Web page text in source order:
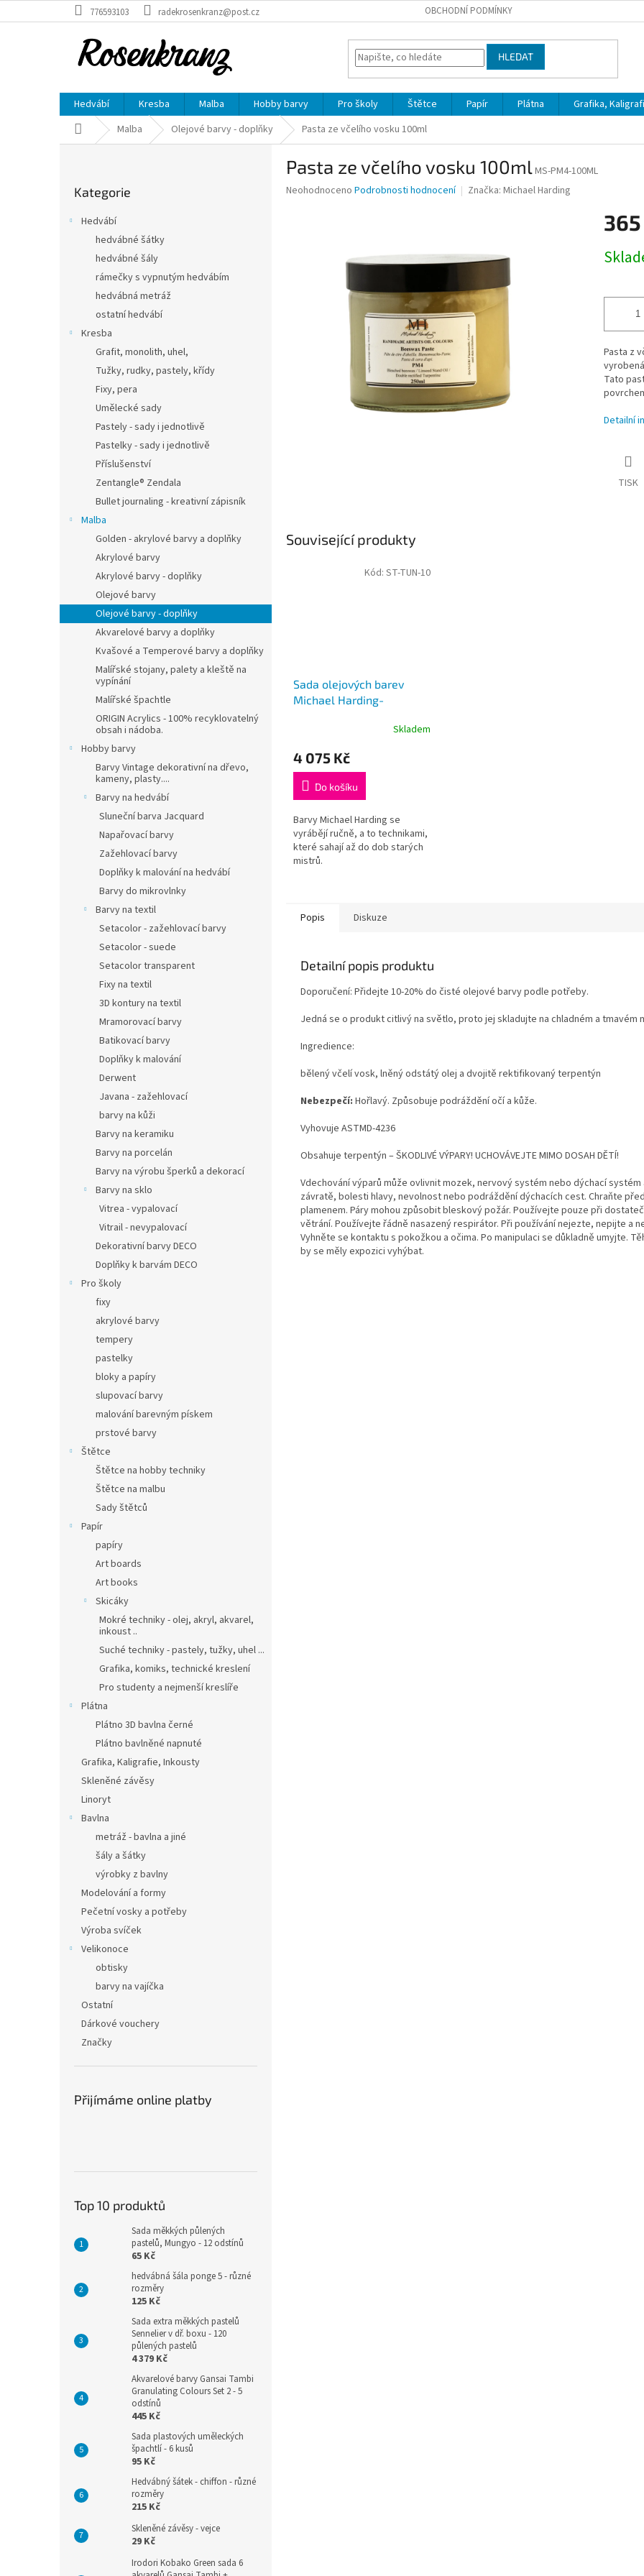
na
776593103 radekrosenkranz@post.cz OBCHODNÍ PODMÍNKY
HLEDAT
Hedvábí Kresba Malba Hobby barvy Pro školy Štětce Papír Plátna Grafika,
Domů Malba Olejové barvy - doplňky Pasta ze včelího vosku 100ml
kategorie
Kategorie
Hedvábí
hedvábné šátky
hedvábné šály
rámečky s vypnutým hedvábím
hedvábná metráž
ostatní hedvábí
Kresba
Grafit, monolith, uhel,
Tužky, rudky, pastely, křídy
Fixy, pera
Umělecké sady
Pastely - sady i jednotlivě
Pastelky - sady i jednotlivě
Příslušenství
Zentangle® Zendala
Bullet journaling - kreativní zápisník
Malba
Golden - akrylové barvy a doplňky
Akrylové barvy
Akrylové barvy - doplňky
Olejové barvy
Olejové barvy - doplňky
Akvarelové barvy a doplňky
Kvašové a Temperové barvy a doplňky
Malířské stojany, palety a kleště na
vypínání
Malířské špachtle
ORIGIN Acrylics - 100% recyklovatelný
obsah i nádoba.
Hobby barvy
Barvy Vintage dekorativní na dřevo,
kameny, plasty....
Barvy na hedvábí
Sluneční barva Jacquard
Napařovací barvy
Zažehlovací barvy
Doplňky k malování na hedvábí
Barvy do mikrovlnky
Barvy na textil
Setacolor - zažehlovací barvy
Setacolor - suede
Setacolor transparent
Fixy na textil
3D kontury na textil
Mramorovací barvy
Batikovací barvy
Doplňky k malování
Derwent
Javana - zažehlovací
barvy na kůži
Barvy na keramiku
Barvy na porcelán
Barvy na výrobu šperků a dekorací
Barvy na sklo
Vitrea - vypalovací
Vitrail - nevypalovací
Dekorativní barvy DECO
Doplňky k barvám DECO
Pro školy
fixy
akrylové barvy
tempery
pastelky
bloky a papíry
slupovací barvy
malování barevným pískem
prstové barvy
Štětce
Štětce na hobby techniky
Štětce na malbu
Sady štětců
Papír
papíry
Art boards
Art books
Skicáky
Mokré techniky - olej, akryl, akvarel,
inkoust ..
Suché techniky - pastely, tužky, uhel ...
Grafika, komiks, technické kreslení
Pro studenty a nejmenší kreslíře
Plátna
Plátno 3D bavlna černé
Plátno bavlněné napnuté
Grafika, Kaligrafie, Inkousty
Skleněné závěsy
Linoryt
Bavlna
metráž - bavlna a jiné
šály a šátky
výrobky z bavlny
Modelování a formy
Pečetní vosky a potřeby
Výroba svíček
Velikonoce
obtisky
barvy na vajíčka
Ostatní
Dárkové vouchery
Značky
Přijímáme online platby
Top 10 produktů
Sada měkkých půlených
pastelů, Mungyo - 12 odstínů
65 Kč
hedvábná šála ponge 5 - různé
rozměry
125 Kč
Sada extra měkkých pastelů
Sennelier v dř. boxu - 120
půlených pastelů
4 379 Kč
Akvarelové barvy Gansai Tambi
Granulating Colours Set 2 - 5
odstínů
445 Kč
Sada plastových uměleckých
špachtlí - 6 kusů
95 Kč
Hedvábný šátek - chiffon - různé
rozměry
215 Kč
Skleněné závěsy - vejce
29 Kč
Irodori Kobako Green sada 6
Pasta ze včelího vosku 100mlMS-PM4-100ML
Průměrné
Neohodnoceno Podrobnosti hodnocení Značka: Michael Harding
cena:
Pasta z
Tato
Detailní
TISK
Související produkty
Sada olejových barev
Michael Harding-
Skladem
4 075 Kč
Do košíku
Barvy Michael Harding se
vyrábějí ručně, a to technikami,
které sahají až do dob starých
mistrů.
Kód: ST-TUN-10
Popis Diskuze
Detailní popis produktu
Doporučení: Přidejte 10-20% do čisté olejové barvy podle potřeby.
Jedná se o produkt citlivý na světlo, proto jej skladujte na chladném a tmavém
Ingredience:
bělený včelí vosk, lněný odstátý olej a dvojitě rektifikovaný terpentýn
Nebezpečí: Hořlavý. Způsobuje podráždění očí a kůže.
Vyhovuje ASTMD-4236
Obsahuje terpentýn – ŠKODLIVÉ VÝPARY! UCHOVÁVEJTE MIMO DOSAH DĚTÍ!
Vdechování výparů může ovlivnit mozek, nervový systém nebo dýchací
závratě, bolesti hlavy, nevolnost nebo podráždění dýchacích cest. Chraňte
plamenem. Páry mohou způsobit bleskový požár. Používejte pouze při
větrání. Používejte řádně nasazený respirátor. Při používání nejezte, nepijte a
Vyhněte se kontaktu s pokožkou a očima. Po manipulaci se důkladně umyjte.
by se měly expozici vyhýbat.